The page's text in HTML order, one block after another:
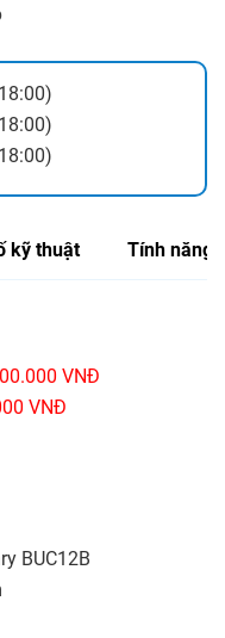
kỹ thuật Tính năng
VNĐ
VNĐ
BUC12B